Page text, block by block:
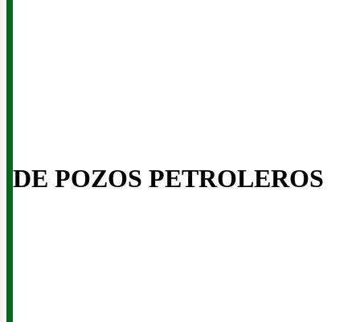
DE POZOS PETROLEROS